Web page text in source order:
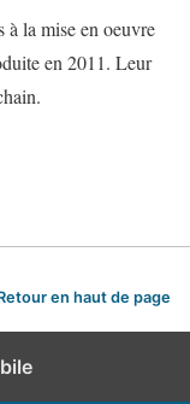
à la mise en oeuvre
en 2011. Leur
en haut de page